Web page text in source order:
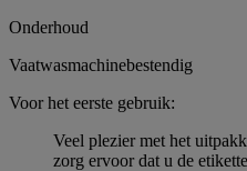
Onderhoud
Vaatwasmachinebestendig
Voor het eerste gebruik:
Veel plezier met het
zorg ervoor dat u de